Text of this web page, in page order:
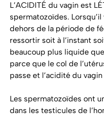
L’ACIDITÉ du vagin est
spermatozoïdes.
dehors de la période de
ressortir soit à l’instant
beaucoup plus liquide
parce que le col de
passe et l’acidité du
Les spermatozoïdes ont
dans les testicules de